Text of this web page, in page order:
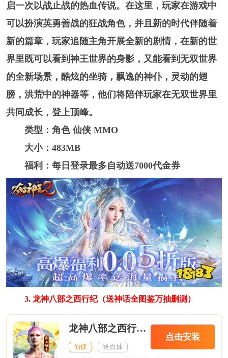
启一次以战止战的热血传说。在这里，玩家在游戏中
可以扮演英勇善战的狂战角色，并且新的时代伴随着
新的篇章，玩家追随主角开展全新的剧情，在新的世
界里既可以看到神王世界的身影，又能看到无双世界
的全新场景，酷炫的坐骑，飘逸的神仆，灵动的翅
膀，洪荒中的神器等，他们将陪伴玩家在无双世界里
共同成长，登上顶峰。
类型：角色 仙侠 MMO
大小：483MB
福利：每日登录最多自动送7000代金券
3. 龙神八部之西行纪（送神话全图鉴万抽删测）
龙神八部之西行纪送神话全图鉴万抽
仙侠 送百抽
点击安装